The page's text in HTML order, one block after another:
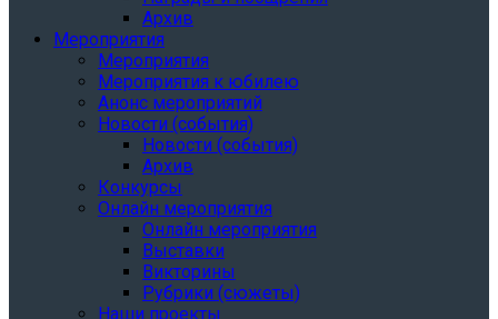
Архив
Мероприятия
Мероприятия
Мероприятия к юбилею
Анонс мероприятий
Новости (события)
Новости (события)
Архив
Конкурсы
Онлайн мероприятия
Онлайн мероприятия
Выставки
Викторины
Рубрики (сюжеты)
Наши проекты